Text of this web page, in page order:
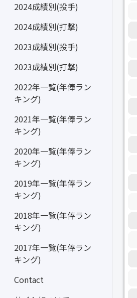
2024成績別(投手)
2024成績別(打撃)
2023成績別(投手)
2023成績別(打撃)
2022年一覧(年俸ラン
キング)
2021年一覧(年俸ラン
キング)
2020年一覧(年俸ラン
キング)
2019年一覧(年俸ラン
キング)
2018年一覧(年俸ラン
キング)
2017年一覧(年俸ラン
キング)
Contact